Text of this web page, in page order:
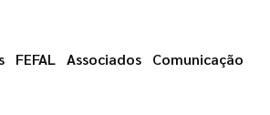
FEFAL Associados Comunicação